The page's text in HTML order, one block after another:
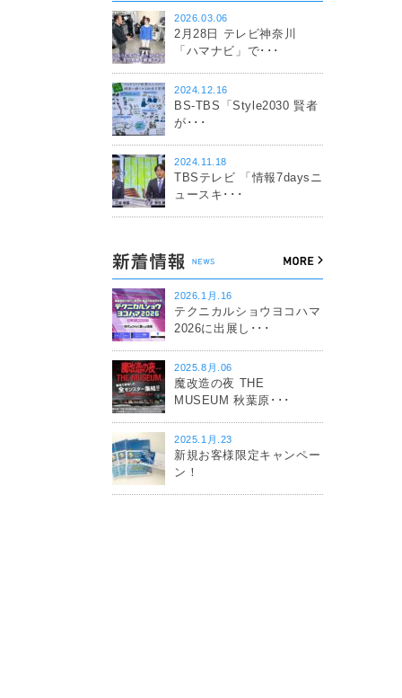
2026.03.06
2月28日 テレビ神奈川
「ハマナビ」で･･･
2024.12.16
BS-TBS「Style2030 賢者
が･･･
2024.11.18
TBSテレビ 「情報7daysニ
ュースキ･･･
2026.1月.16
テクニカルショウヨコハマ
2026に出展し･･･
2025.8月.06
魔改造の夜 THE
MUSEUM 秋葉原･･･
2025.1月.23
新規お客様限定キャンペー
ン！